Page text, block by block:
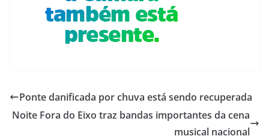
Ponte danificada por chuva está sendo recuperada
Noite Fora do Eixo traz bandas importantes da cena
musical nacional